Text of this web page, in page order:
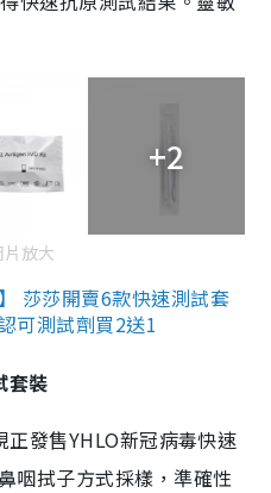
+2
放大
莎莎開賣6款快速測試套
可測試劑買2送1
套裝
正發售YHLO新冠病毒快速
咽拭子方式採樣，準確性